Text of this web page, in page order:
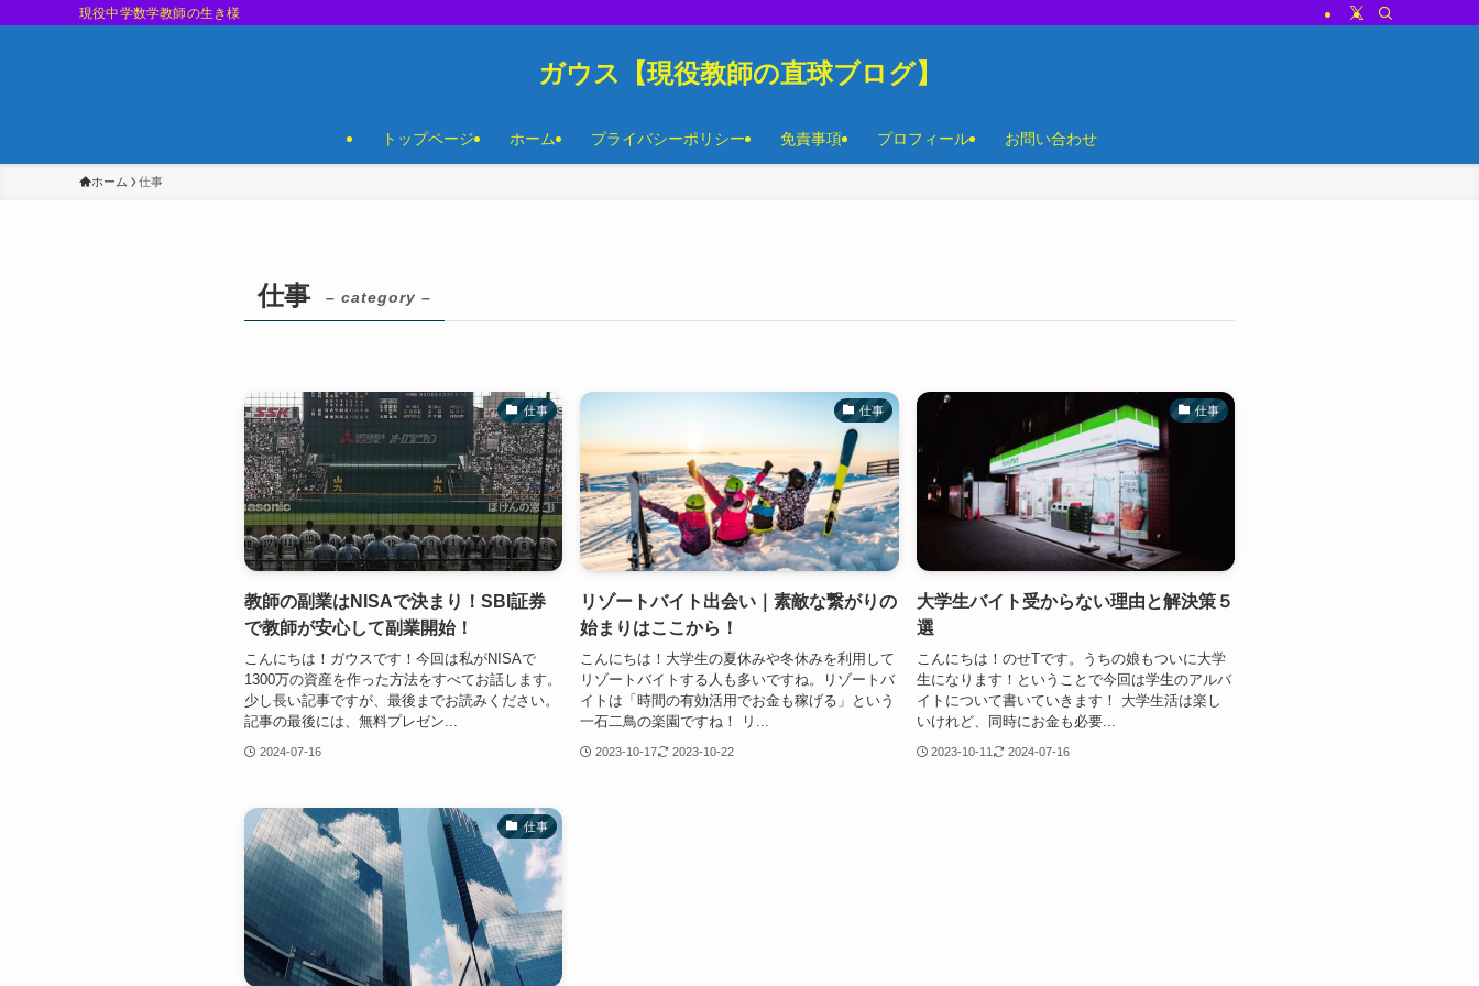
現役中学数学教師の生き様
ガウス【現役教師の直球ブログ】
トップページ ホーム プライバシーポリシー 免責事項 プロフィール お問い合わせ
ホーム 仕事
仕事 – category –
仕事
教師の副業はNISAで決まり！SBI証券
で教師が安心して副業開始！
こんにちは！ガウスです！今回は私がNISAで
1300万の資産を作った方法をすべてお話します。
少し長い記事ですが、最後までお読みください。
記事の最後には、無料プレゼン...
2024-07-16
仕事
リゾートバイト出会い｜素敵な繋がりの
始まりはここから！
こんにちは！大学生の夏休みや冬休みを利用して
リゾートバイトする人も多いですね。リゾートバ
イトは「時間の有効活用でお金も稼げる」という
一石二鳥の楽園ですね！ リ...
2023-10-17 2023-10-22
仕事
大学生バイト受からない理由と解決策５
選
こんにちは！のせTです。うちの娘もついに大学
生になります！ということで今回は学生のアルバ
イトについて書いていきます！ 大学生活は楽し
いけれど、同時にお金も必要...
2023-10-11 2024-07-16
仕事